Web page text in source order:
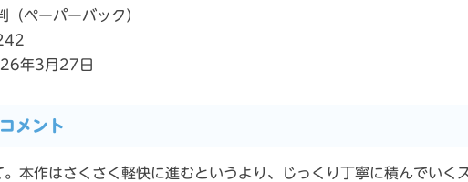
（ペーパーバック）
年3月27日
メント
。本作はさくさく軽快に進むというより、じっくり丁寧に積んでいく